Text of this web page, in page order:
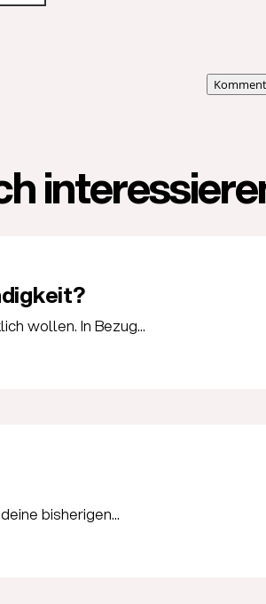
wollen. In Bezug...
bisherigen...